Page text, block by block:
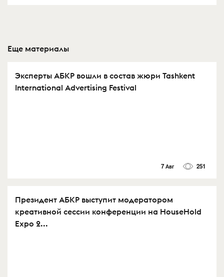
Еще материалы
Эксперты АБКР вошли в состав жюри Tashkent
International Advertising Festival
7 Авг 251
Президент АБКР выступит модератором
креативной сессии конференции на HouseHold
Expo 2...